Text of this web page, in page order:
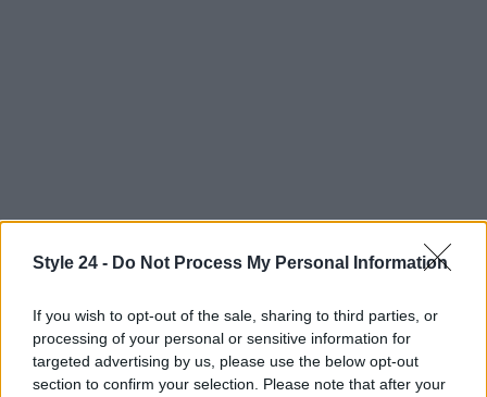
Style 24 - Do Not Process My Personal Information
If you wish to opt-out of the sale, sharing to third parties, or
processing of your personal or sensitive information for
targeted advertising by us, please use the below opt-out
section to confirm your selection. Please note that after your